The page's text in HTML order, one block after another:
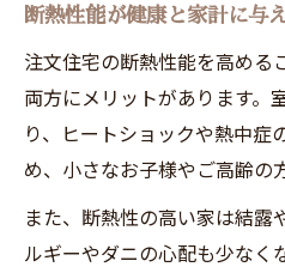
断熱性能が健康と家計に与
注文住宅の断熱性能を高める
両方にメリットがあります。
り、ヒートショックや熱中症
め、小さなお子様やご高齢の
また、断熱性の高い家は結露
ルギーやダニの心配も少なく